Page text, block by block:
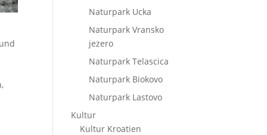
Naturpark Ucka
Naturpark Vransko
jezero
Naturpark Telascica
Naturpark Biokovo
Naturpark Lastovo
Kultur
Kultur Kroatien